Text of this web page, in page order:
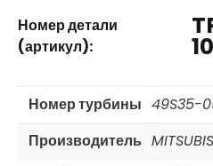
Номер детали
(артикул):
Номер турбины 49S35-
Производитель